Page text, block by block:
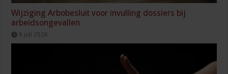
Wijziging Arbobesluit voor invulling dossiers bij
arbeidsongevallen
8 juli 2026